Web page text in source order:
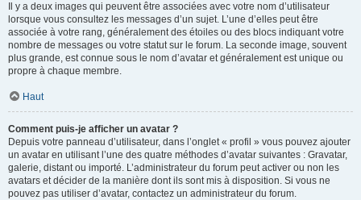
Il y a deux images qui peuvent être associées avec votre nom d’utilisateur
lorsque vous consultez les messages d’un sujet. L’une d’elles peut être
associée à votre rang, généralement des étoiles ou des blocs indiquant votre
nombre de messages ou votre statut sur le forum. La seconde image, souvent
plus grande, est connue sous le nom d’avatar et généralement est unique ou
propre à chaque membre.
Haut
Comment puis-je afficher un avatar ?
Depuis votre panneau d’utilisateur, dans l’onglet « profil » vous pouvez ajouter
un avatar en utilisant l’une des quatre méthodes d’avatar suivantes : Gravatar,
galerie, distant ou importé. L’administrateur du forum peut activer ou non les
avatars et décider de la manière dont ils sont mis à disposition. Si vous ne
pouvez pas utiliser d’avatar, contactez un administrateur du forum.